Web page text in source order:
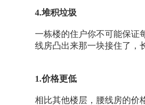
4.堆积垃圾
一栋楼的住户你不可能保证
线房凸出来那一块接住了，
1.价格更低
相比其他楼层，腰线房的价